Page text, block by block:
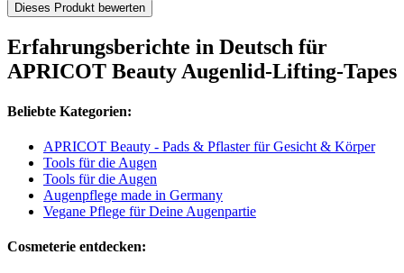
Dieses Produkt bewerten
Erfahrungsberichte in Deutsch für
APRICOT Beauty Augenlid-Lifting-Tapes
Beliebte Kategorien:
APRICOT Beauty - Pads & Pflaster für Gesicht & Körper
Tools für die Augen
Tools für die Augen
Augenpflege made in Germany
Vegane Pflege für Deine Augenpartie
Cosmeterie entdecken: